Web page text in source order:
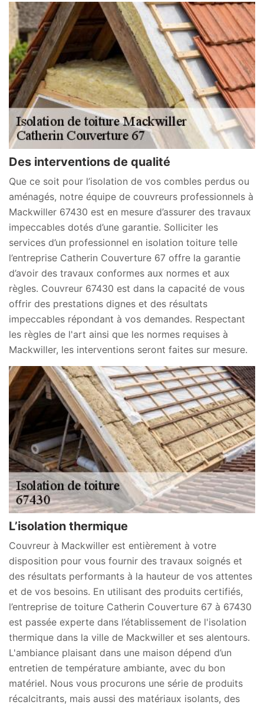
Des interventions de qualité
Que ce soit pour l’isolation de vos combles perdus ou
aménagés, notre équipe de couvreurs professionnels à
Mackwiller 67430 est en mesure d’assurer des travaux
impeccables dotés d’une garantie. Solliciter les
services d’un professionnel en isolation toiture telle
l’entreprise Catherin Couverture 67 offre la garantie
d’avoir des travaux conformes aux normes et aux
règles. Couvreur 67430 est dans la capacité de vous
offrir des prestations dignes et des résultats
impeccables répondant à vos demandes. Respectant
les règles de l'art ainsi que les normes requises à
Mackwiller, les interventions seront faites sur mesure.
L’isolation thermique
Couvreur à Mackwiller est entièrement à votre
disposition pour vous fournir des travaux soignés et
des résultats performants à la hauteur de vos attentes
et de vos besoins. En utilisant des produits certifiés,
l’entreprise de toiture Catherin Couverture 67 à 67430
est passée experte dans l’établissement de l'isolation
thermique dans la ville de Mackwiller et ses alentours.
L'ambiance plaisant dans une maison dépend d’un
entretien de température ambiante, avec du bon
matériel. Nous vous procurons une série de produits
récalcitrants, mais aussi des matériaux isolants, des